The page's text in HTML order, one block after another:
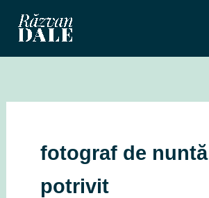
content
fotograf de nuntă
potrivit